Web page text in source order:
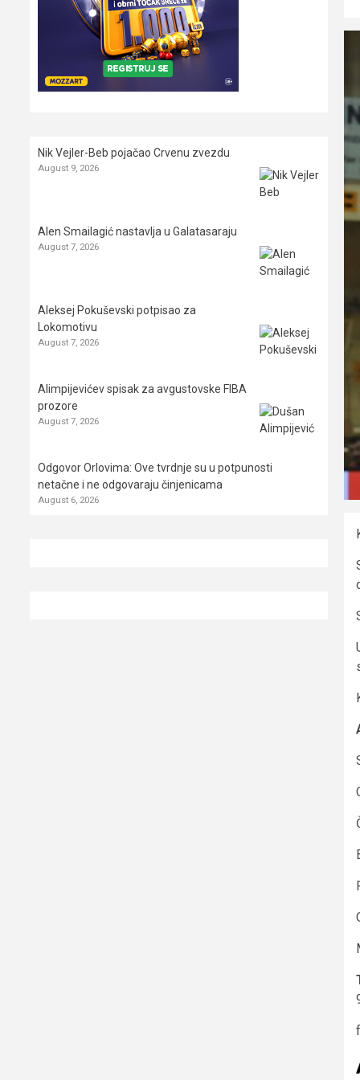
Nik Vejler-Beb pojačao Crvenu zvezdu
August 9, 2026
Alen Smailagić nastavlja u Galatasaraju
August 7, 2026
Aleksej Pokuševski potpisao za
Lokomotivu
August 7, 2026
Alimpijevićev spisak za avgustovske FIBA
prozore
August 7, 2026
Odgovor Orlovima: ​Ove tvrdnje su u potpunosti
netačne i ne odgovaraju činjenicama
August 6, 2026